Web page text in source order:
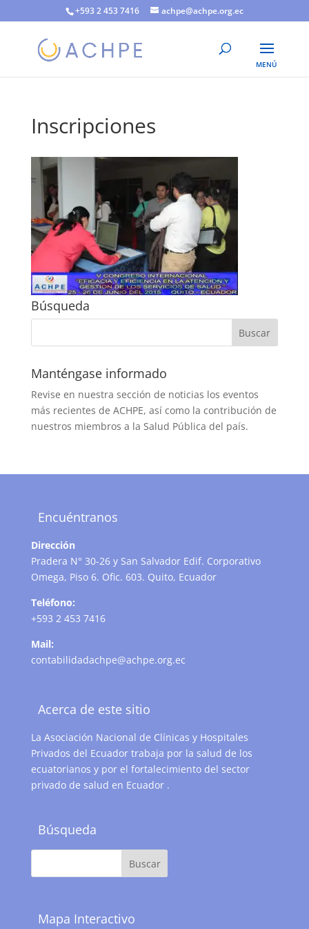
+593 2 453 7416 achpe@achpe.org.ec
Inscripciones
Búsqueda
Manténgase informado
Revise en nuestra sección de noticias los eventos
más recientes de ACHPE, así como la contribución de
nuestros miembros a la Salud Pública del país.
Encuéntranos
Dirección
Pradera N° 30-26 y San Salvador Edif. Corporativo
Omega, Piso 6. Ofic. 603. Quito, Ecuador
Teléfono:
+593 2 453 7416
Mail:
contabilidadachpe@achpe.org.ec
Acerca de este sitio
La Asociación Nacional de Clínicas y Hospitales
Privados del Ecuador trabaja por la salud de los
ecuatorianos y por el fortalecimiento del sector
privado de salud en Ecuador .
Búsqueda
Mapa Interactivo